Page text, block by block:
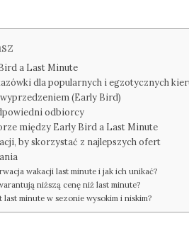
a Last Minute
dla popularnych i egzotycznych
(Early Bird)
odbiorcy
między Early Bird a Last Minute
by skorzystać z najlepszych ofert
wakacji last minute i jak ich unikać?
niższą cenę niż last minute?
last minute w sezonie wysokim i niskim?